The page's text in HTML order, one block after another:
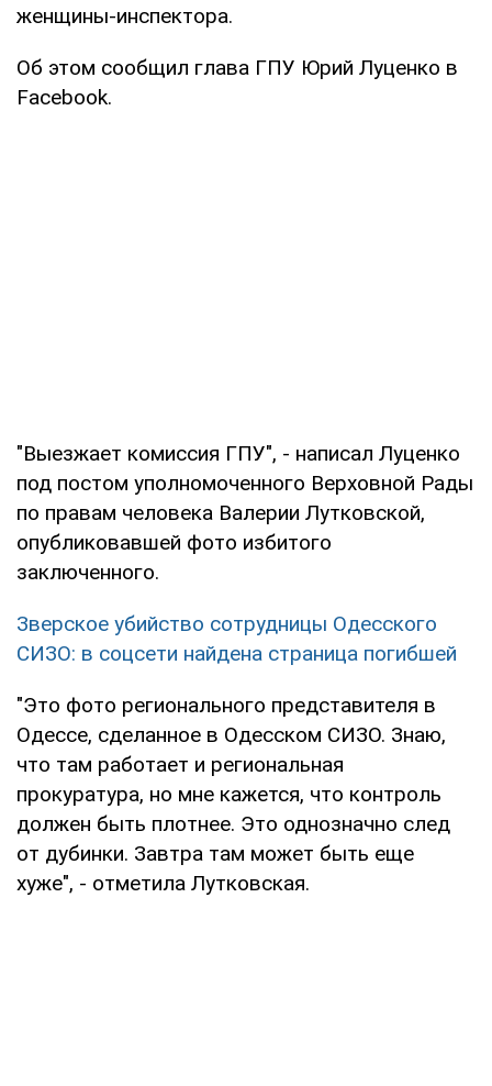
женщины-инспектора.
Об этом сообщил глава ГПУ Юрий Луценко в
Facebook.
"Выезжает комиссия ГПУ", - написал Луценко
под постом уполномоченного Верховной Рады
по правам человека Валерии Лутковской,
опубликовавшей фото избитого
заключенного.
Зверское убийство сотрудницы Одесского
СИЗО: в соцсети найдена страница погибшей
"Это фото регионального представителя в
Одессе, сделанное в Одесском СИЗО. Знаю,
что там работает и региональная
прокуратура, но мне кажется, что контроль
должен быть плотнее. Это однозначно след
от дубинки. Завтра там может быть еще
хуже", - отметила Лутковская.